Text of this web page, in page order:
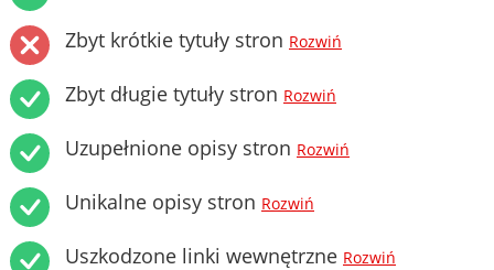
Zbyt krótkie tytuły stron Rozwiń
Zbyt długie tytuły stron Rozwiń
Uzupełnione opisy stron Rozwiń
Unikalne opisy stron Rozwiń
Uszkodzone linki wewnętrzne Rozwiń